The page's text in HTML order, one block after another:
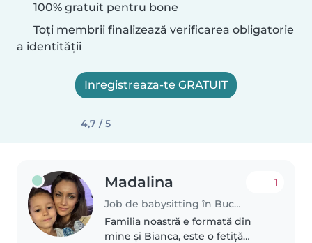
100% gratuit pentru bone
Toți membrii finalizează verificarea obligatorie
a identității
Inregistreaza-te GRATUIT
4,7 / 5
Madalina
Job de babysitting în București
1
Familia noastră e formată din
mine și Bianca, este o fetiță